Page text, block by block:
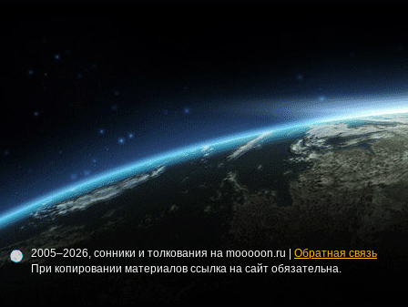
2005–2026, сонники и толкования на mooooon.ru | Обратная связь
При копировании материалов ссылка на сайт обязательна.